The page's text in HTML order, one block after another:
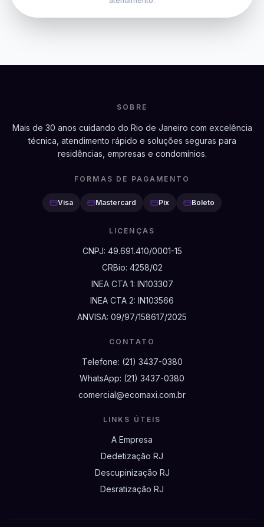
SOBRE
Mais de 30 anos cuidando do Rio de Janeiro com excelência
técnica, atendimento rápido e soluções seguras para
residências, empresas e condomínios.
FORMAS DE PAGAMENTO
Visa Mastercard Pix Boleto
LICENÇAS
CNPJ: 49.691.410/0001-15
CRBio: 4258/02
INEA CTA 1: IN103307
INEA CTA 2: IN103566
ANVISA: 09/97/158617/2025
CONTATO
Telefone: (21) 3437-0380
WhatsApp: (21) 3437-0380
comercial@ecomaxi.com.br
LINKS ÚTEIS
A Empresa
Dedetização RJ
Descupinização RJ
Desratização RJ